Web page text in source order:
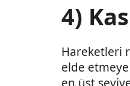
4)
Hareketleri
elde etmeye